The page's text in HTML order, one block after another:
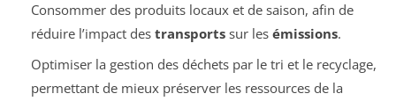
Consommer des produits locaux et de saison, afin de
réduire l’impact des transportssur les émissions.
Optimiser la gestion des déchets par le tri et le recyclage,
permettant de mieux préserver les ressources de la